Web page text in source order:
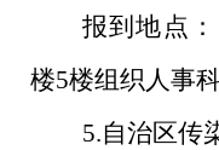
报到地点
楼5楼组织人事
5.自治区传